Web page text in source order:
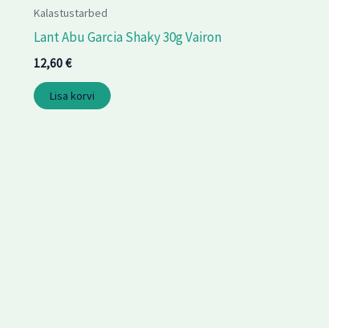
Kalastustarbed
Lant Abu Garcia Shaky 30g Vairon
12,60€
Lisa korvi